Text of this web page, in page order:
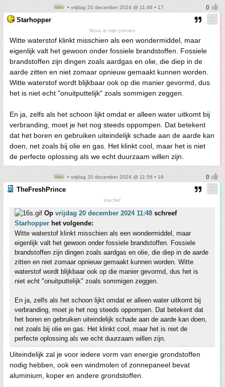
• vrijdag 20 december 2024 @ 11:48 • 17
Starhopper
Nova is mijn prinses
Witte waterstof klinkt misschien als een wondermiddel, maar
eigenlijk valt het gewoon onder fossiele brandstoffen. Fossiele
brandstoffen zijn dingen zoals aardgas en olie, die diep in de
aarde zitten en niet zomaar opnieuw gemaakt kunnen worden.
Witte waterstof wordt blijkbaar ook op die manier gevormd, dus
het is niet echt "onuitputtelijk" zoals sommigen zeggen.
En ja, zelfs als het schoon lijkt omdat er alleen water uitkomt bij
verbranding, moet je het nog steeds oppompen. Dat betekent
dat het boren en gebruiken uiteindelijk schade aan de aarde kan
doen, net zoals bij olie en gas. Het klinkt cool, maar het is niet
de perfecte oplossing als we echt duurzaam willen zijn.
• vrijdag 20 december 2024 @ 11:56 • 18
TheFreshPrince
inactief
Op vrijdag 20 december 2024 11:48 schreef
Starhopper het volgende:
Witte waterstof klinkt misschien als een wondermiddel, maar
eigenlijk valt het gewoon onder fossiele brandstoffen. Fossiele
brandstoffen zijn dingen zoals aardgas en olie, die diep in de aarde
zitten en niet zomaar opnieuw gemaakt kunnen worden. Witte
waterstof wordt blijkbaar ook op die manier gevormd, dus het is
niet echt "onuitputtelijk" zoals sommigen zeggen.
En ja, zelfs als het schoon lijkt omdat er alleen water uitkomt bij
verbranding, moet je het nog steeds oppompen. Dat betekent dat
het boren en gebruiken uiteindelijk schade aan de aarde kan doen,
net zoals bij olie en gas. Het klinkt cool, maar het is niet de
perfecte oplossing als we echt duurzaam willen zijn.
Uiteindelijk zal je voor iedere vorm van energie grondstoffen
nodig hebben, ook een windmolen of zonnepaneel bevat
aluminium, koper en andere grondstoffen.